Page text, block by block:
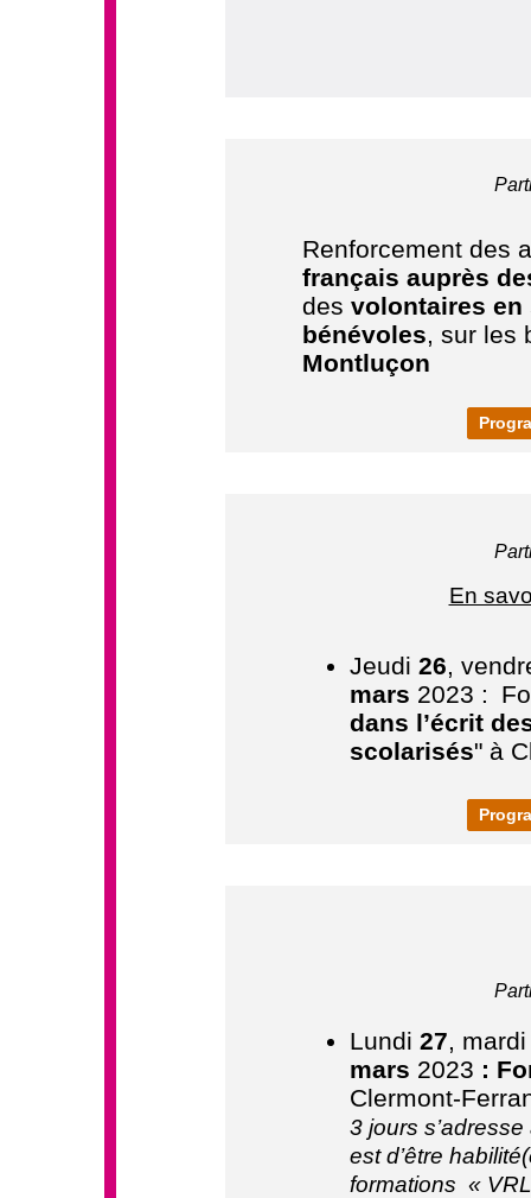
Renforcement des
français auprès
des volontaires en
bénévoles, sur les
Montluçon
En
Jeudi 26,
mars 2023 :
dans l’écrit
scolarisés" à
Lundi 27,
mars 2023 :
Clermont-
3 jours
est d’être
formations «